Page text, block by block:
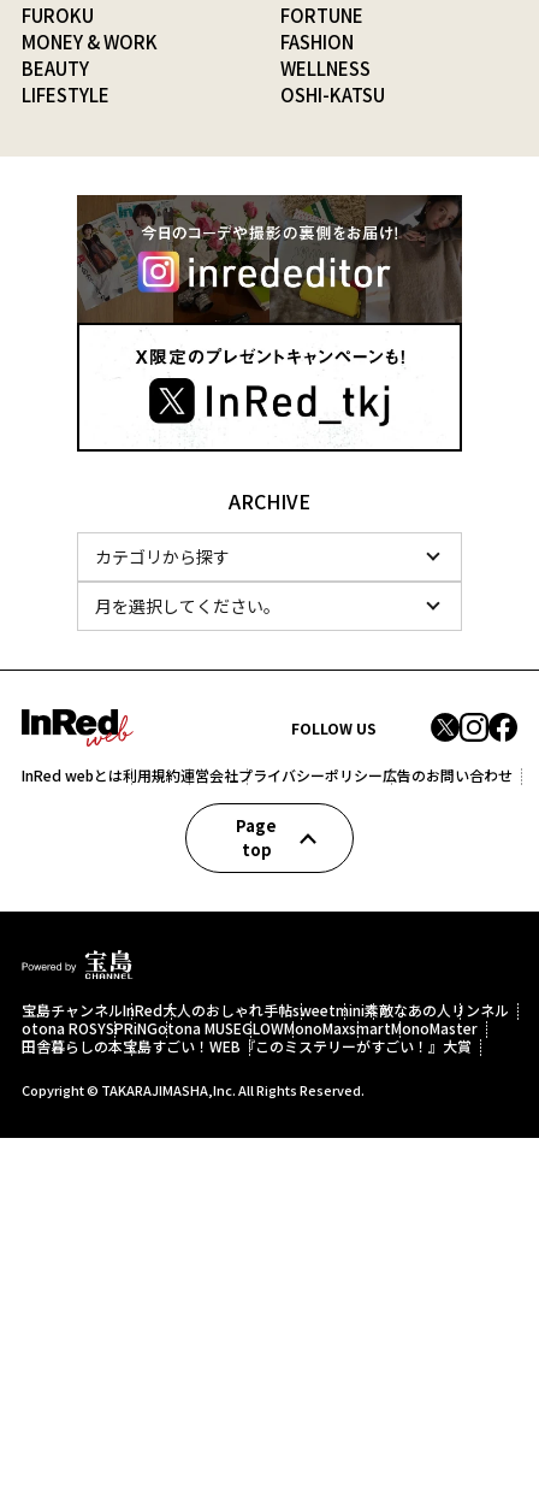
FUROKU
FORTUNE
MONEY & WORK
FASHION
BEAUTY
WELLNESS
LIFESTYLE
OSHI-KATSU
ARCHIVE
FOLLOW US
InRed webとは利用規約運営会社プライバシーポリシー広告のお問い合わせ
Page
top
宝島チャンネルInRed大人のおしゃれ手帖sweetmini素敵なあの人 リンネル
otona ROSYSPRiNGotona MUSEGLOWMonoMaxsmartMonoMaster
田舎暮らしの本宝島すごい！WEB 『このミステリーがすごい！』大賞
Copyright © TAKARAJIMASHA,Inc. All Rights Reserved.